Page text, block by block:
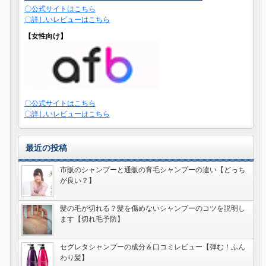
〇公式サイトはこちら
〇詳しいレビューはこちら
【女性向け】
〇公式サイトはこちら
〇詳しいレビューはこちら
最近の投稿
市販のシャンプーと通販の育毛シャンプーの違い【どっち
が良い？】
髪の毛が切れる？髪を傷めないシャンプーのコツを説明し
ます【切れ毛予防】
セグレタシャンプーの成分＆口コミレビュー【弾む！ふん
わり髪】